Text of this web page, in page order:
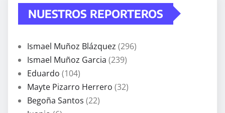
NUESTROS REPORTEROS
Ismael Muñoz Blázquez (296)
Ismael Muñoz Garcia (239)
Eduardo (104)
Mayte Pizarro Herrero (32)
Begoña Santos (22)